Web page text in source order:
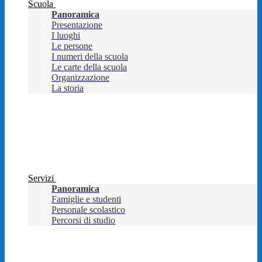
Scuola
Panoramica
Presentazione
I luoghi
Le persone
I numeri della scuola
Le carte della scuola
Organizzazione
La storia
Servizi
Panoramica
Famiglie e studenti
Personale scolastico
Percorsi di studio